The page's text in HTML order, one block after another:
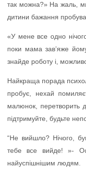
так можна?» На жаль,
дитини бажання
«У мене все одно
поки мама зав’яже
знайде роботу і,
Найкраща порада
пробує, нехай
малюнок, перетворить
підтримуйте, будьте
“Не вийшло? Нічого,
тебе все вийде! »-
найуспішнішим людям.